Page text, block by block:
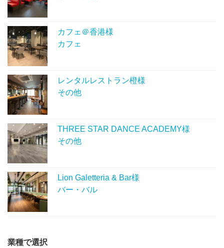
カフェ＠香港様
カフェ
レンタルレストラン橙様
その他
THREE STAR DANCE ACADEMY様
その他
Lion Galetteria & Bar様
バー・バル
業種で選択